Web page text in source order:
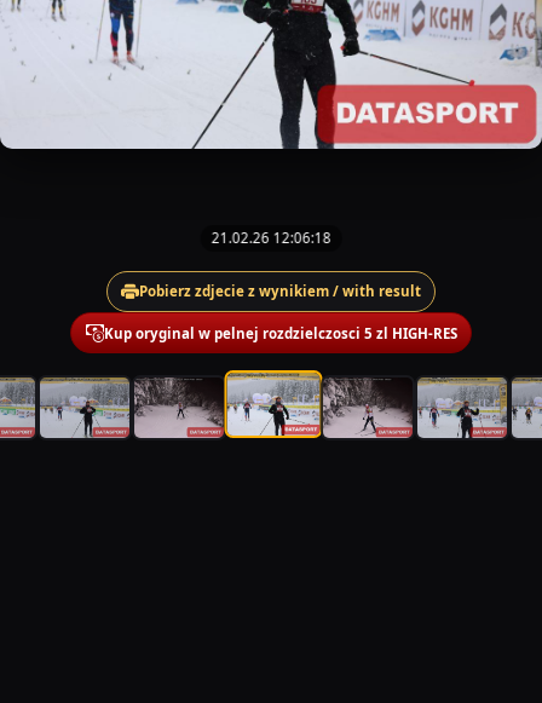
21.02.26 12:06:18
Pobierz zdjecie z wynikiem / with result
Kup oryginal w pelnej rozdzielczosci 5 zl HIGH-RES